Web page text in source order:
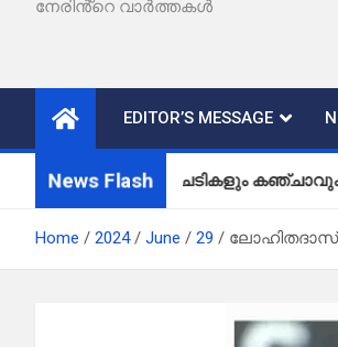
നേരിൻ്റെ വാർത്തകൾ
EDITOR’S MESSAGE
News Flashകഞ്ചാവും പിടികൂടി
Home 2024 June 29